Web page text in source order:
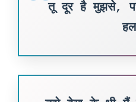
तू दूर है मुझसे,